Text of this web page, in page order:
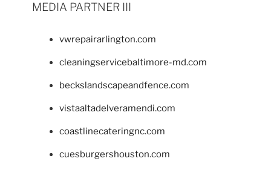
MEDIA PARTNER III
vwrepairarlington.com
cleaningservicebaltimore-md.com
beckslandscapeandfence.com
vistaaltadelveramendi.com
coastlinecateringnc.com
cuesburgershouston.com